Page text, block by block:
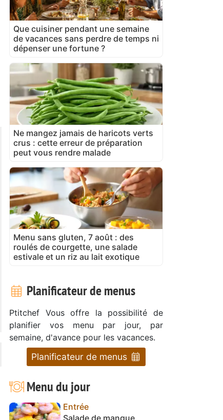
Que cuisiner pendant une semaine
de vacances sans perdre de temps ni
dépenser une fortune ?
Ne mangez jamais de haricots verts
crus : cette erreur de préparation
peut vous rendre malade
Menu sans gluten, 7 août : des
roulés de courgette, une salade
estivale et un riz au lait exotique
Planificateur de menus
Ptitchef Vous offre la possibilité de
planifier vos menu par jour, par
semaine, d'avance pour les vacances.
Planificateur de menus
Menu du jour
Entrée
Salade de mangue,